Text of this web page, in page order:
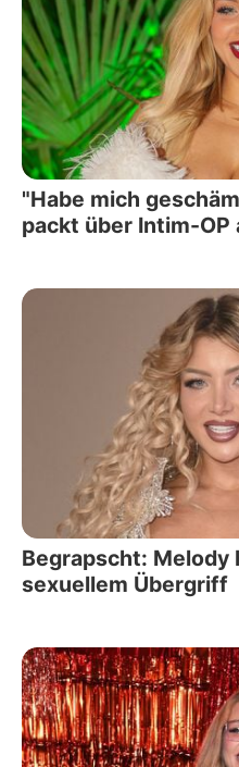
"Habe mich
packt über Intim-OP
Begrapscht: Melody
sexuellem Übergriff